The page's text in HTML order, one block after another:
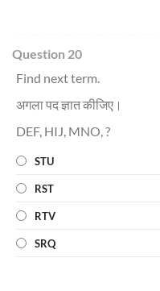
Question 20
Find next term.
अगला पद ज्ञात कीजिए।
DEF, HIJ, MNO, ?
STU
RST
RTV
SRQ